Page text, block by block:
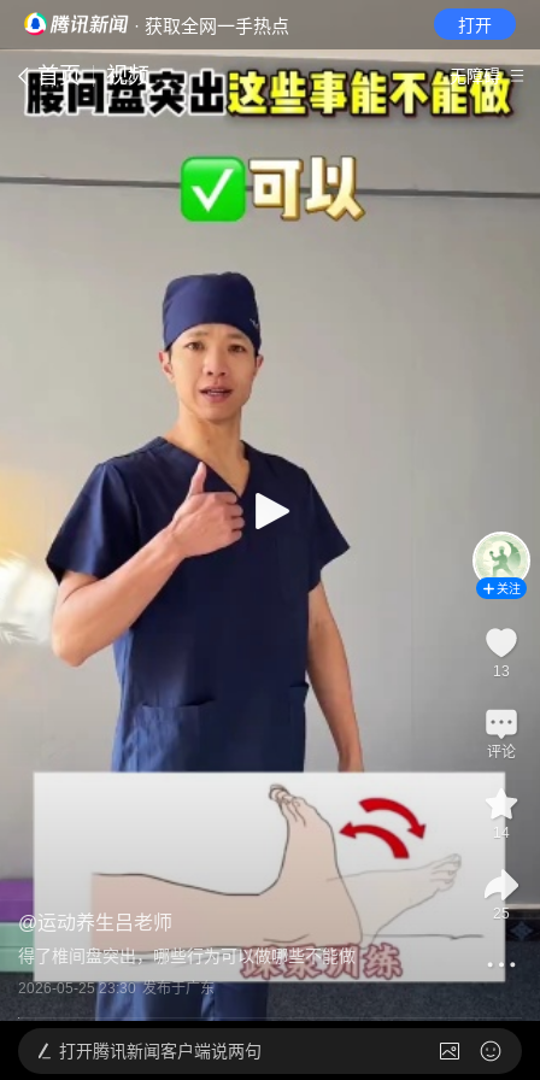
· 获取全网一手热点 打开
首页 视频 无障碍
@运动养生吕老师
得了椎间盘突出，哪些行为可以做哪些不能做
2026-05-25 23:30 发布于广东
关注
13
评论
14
25
打开腾讯新闻客户端说两句